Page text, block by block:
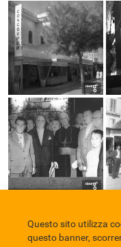
Comune di Eboli Servizio
Questo sito utilizza
questo banner,